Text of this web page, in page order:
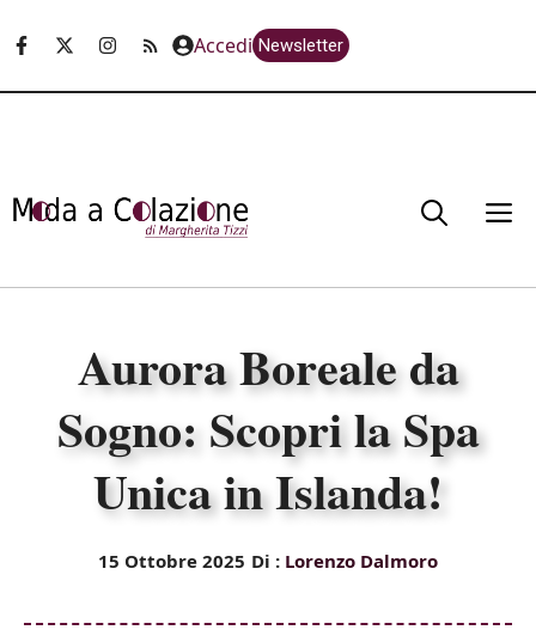
Accedi Newsletter
Aurora Boreale da
Sogno: Scopri la Spa
Unica in Islanda!
15 Ottobre 2025 Di : Lorenzo Dalmoro